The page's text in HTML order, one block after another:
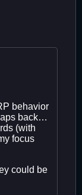
behavior
back…
(with
focus
could be